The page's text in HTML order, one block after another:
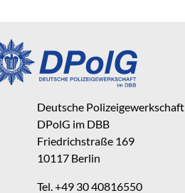
Deutsche Polizeigewerkschaft
DPolG im DBB
Friedrichstraße 169
10117 Berlin
Tel. +49 30 40816550